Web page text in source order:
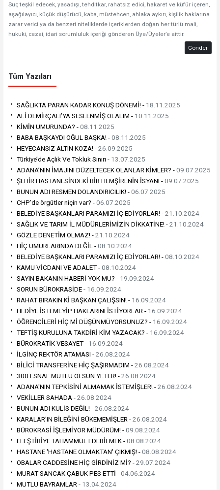
Suç teşkil edecek, yasadışı, tehditkar, rahatsız edici, hakaret ve küfür içeren,
aşağılayıcı, küçük düşürücü, kaba, müstehcen, ahlaka aykırı, kişilik haklarına
zarar verici ya da benzeri niteliklerde içeriklerden doğan her türlü mali,
hukuki, cezai, idari sorumluluk içeriği gönderen Üye/Üyeler’e aittir.
Gönder
Tüm Yazıları
SAĞLIKTA PARAN KADAR KONUŞ DÖNEMİ! - 18.11.2025
ALİ DEMİRÇALI’YA SESLENMİŞ OLALIM - 10.11.2025
KİMİN UMURUNDA? -08.11.2025
BABA BAŞKAYDI OĞUL BAŞKA! -08.11.2025
HEYECANSIZ ALTIN KOZA! -26.09.2025
Türkiye’de Açlık Ve Tokluk Sınırı - 13.07.2025
ADANA’NIN İMAJINI DÜZELTECEK OLANLAR KİMLER? -09.07.2025
ŞEHİR HASTANESİNDEKİ BİR HEMŞİRENİN İSYANI -09.07.2025
BUNUN ADI RESMEN DOLANDIRICILIK! -06.07.2025
CHP’de örgütler niçin var? -06.07.2025
BELEDİYE BAŞKANLARI PARAMIZI İÇ EDİYORLAR! -21.10.2024
SAĞLIK VE TARIM İL MÜDÜRLERİMİZİN DİKKATİNE! -21.10.2024
GÖZLE DENETİM OLMAZ! -21.10.2024
HİÇ UMURLARINDA DEĞİL -08.10.2024
BELEDİYE BAŞKANLARI PARAMIZI İÇ EDİYORLAR! -08.10.2024
KAMU VİCDANI VE ADALET -08.10.2024
SAYIN BAKANIN HABERİ YOK MU? - 19.09.2024
SORUN BÜROKRASİDE - 16.09.2024
RAHAT BIRAKIN Kİ BAŞKAN ÇALIŞSIN! - 16.09.2024
HEDİYE İSTEMEYİP HAKLARINI İSTİYORLAR - 16.09.2024
ÖĞRENCİLERİ HİÇ Mİ DÜŞÜNMÜYORSUNUZ? - 16.09.2024
TEFTİŞ KURULUNA TAKDİRİ KİM YAZACAK? - 16.09.2024
BÜROKRATİK VESAYET - 16.09.2024
İLGİNÇ REKTÖR ATAMASI -26.08.2024
BİLİCİ TRANSFERİNE HİÇ ŞAŞIRMADIM -26.08.2024
300 ESNAF MUTLU OLSUN YETER! -26.08.2024
ADANA'NIN TEPKİSİNİ ALMAMAK İSTEMİŞLER! -26.08.2024
VEKİLLER SAHADA -26.08.2024
BUNUN ADI KULİS DEĞİL! -26.08.2024
KARALAR'IN BİLEĞİNİ BÜKEMEMİŞLER -26.08.2024
BÜROKRASİ İŞLEMİYOR MÜDÜRÜM! -09.08.2024
ELEŞTİRİYE TAHAMMÜL EDEBİLMEK -08.08.2024
HASTANE 'HASTANE OLMAKTAN' ÇIKMIŞ! -08.08.2024
OBALAR CADDESİNE HİÇ GİRDİNİZ Mİ? -29.07.2024
MURAT SANCAK ÇABUK PES ETTİ -04.06.2024
MUTLU BAYRAMLAR - 13.04.2024